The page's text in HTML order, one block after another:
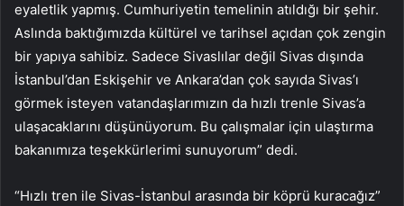
eyaletlik yapmış. Cumhuriyetin temelinin atıldığı bir şehir.
Aslında baktığımızda kültürel ve tarihsel açıdan çok zengin
bir yapıya sahibiz. Sadece Sivaslılar değil Sivas dışında
İstanbul’dan Eskişehir ve Ankara’dan çok sayıda Sivas’ı
görmek isteyen vatandaşlarımızın da hızlı trenle Sivas’a
ulaşacaklarını düşünüyorum. Bu çalışmalar için ulaştırma
bakanımıza teşekkürlerimi sunuyorum” dedi.
“Hızlı tren ile Sivas-İstanbul arasında bir köprü kuracağız”